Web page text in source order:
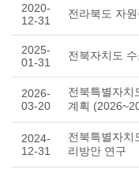
2020-
12-31
전라북도 자
2025-
01-31
전북자치도
2026-
03-20
전북특별자치
계획
2024-
12-31
전북특별자치
리방안 연구